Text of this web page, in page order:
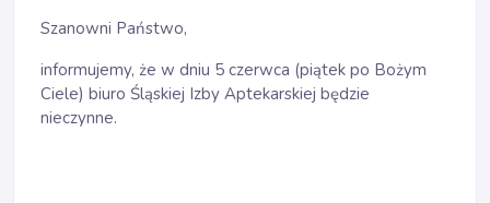
Szanowni Państwo,
informujemy, że w dniu 5 czerwca (piątek po Bożym
Ciele) biuro Śląskiej Izby Aptekarskiej będzie
nieczynne.